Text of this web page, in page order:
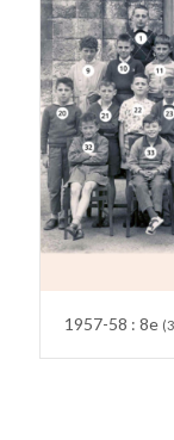
1957-58 : 8e